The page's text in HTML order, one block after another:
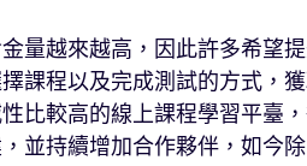
量越來越高，因此許多希望
課程以及完成測試的方式，
比較高的線上課程學習平臺
並持續增加合作夥伴，如今